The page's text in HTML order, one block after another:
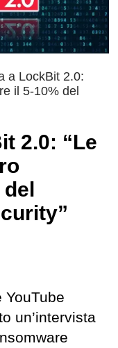
a LockBit 2.0:
il 5-10% del
2.0: “Le
un’intervista